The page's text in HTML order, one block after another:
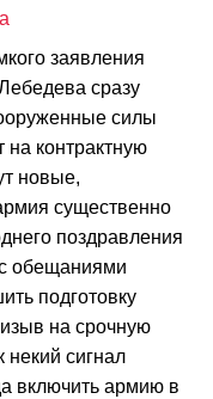
заявления
сразу
силы
на контрактную
новые,
существенно
поздравления
обещаниями
подготовку
на срочную
некий сигнал
включить армию в